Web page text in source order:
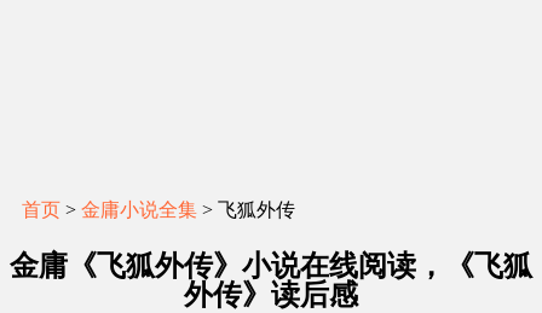
首页 > 金庸小说全集 > 飞狐外传
金庸《飞狐外传》小说在线阅读，《飞狐
外传》读后感